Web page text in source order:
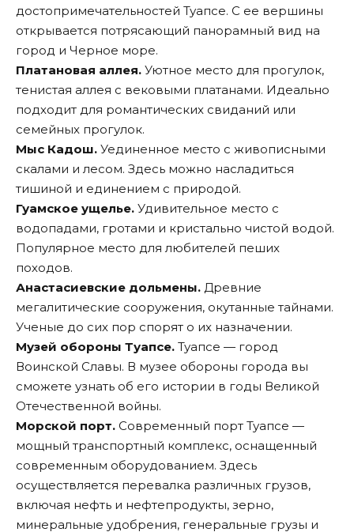
достопримечательностей Туапсе. С ее вершины
открывается потрясающий панорамный вид на
город и Черное море.
Платановая аллея. Уютное место для прогулок,
тенистая аллея с вековыми платанами. Идеально
подходит для романтических свиданий или
семейных прогулок.
Мыс Кадош. Уединенное место с живописными
скалами и лесом. Здесь можно насладиться
тишиной и единением с природой.
Гуамское ущелье. Удивительное место с
водопадами, гротами и кристально чистой водой.
Популярное место для любителей пеших
походов.
Анастасиевские дольмены. Древние
мегалитические сооружения, окутанные тайнами.
Ученые до сих пор спорят о их назначении.
Музей обороны Туапсе. Туапсе — город
Воинской Славы. В музее обороны города вы
сможете узнать об его истории в годы Великой
Отечественной войны.
Морской порт. Современный порт Туапсе —
мощный транспортный комплекс, оснащенный
современным оборудованием. Здесь
осуществляется перевалка различных грузов,
включая нефть и нефтепродукты, зерно,
минеральные удобрения, генеральные грузы и